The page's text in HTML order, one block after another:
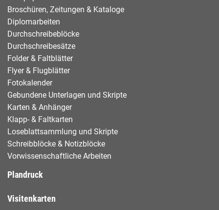
Broschüren, Zeitungen & Kataloge
Diplomarbeiten
Durchschreibeblöcke
Durchschreibesätze
Folder & Faltblätter
Flyer & Flugblätter
Fotokalender
Gebundene Unterlagen und Skripte
Karten & Anhänger
Klapp- & Faltkarten
Loseblattsammlung und Skripte
Schreibblöcke & Notizblöcke
Vorwissenschaftliche Arbeiten
Plandruck
Visitenkarten